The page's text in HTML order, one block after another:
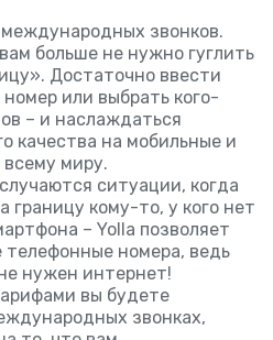
звонков.
больше не нужно гуглить
Достаточно ввести
или выбрать кого-
– и наслаждаться
качества на мобильные и
миру.
ситуации, когда
границу кому-то, у кого нет
– Yolla позволяет
телефонные номера, ведь
нужен интернет!
вы будете
звонках,